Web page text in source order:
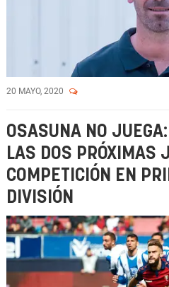
20 MAYO, 2020
OSASUNA NO
LAS DOS PRÓXIMAS
COMPETICIÓN EN
DIVISIÓN